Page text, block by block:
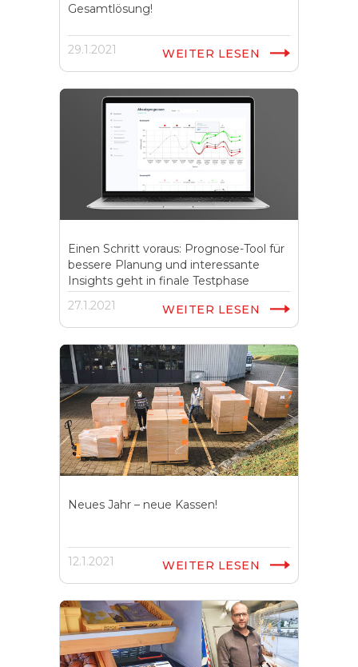
Gesamtlösung!
29.1.2021 WEITER LESEN
Einen Schritt voraus: Prognose-Tool für
bessere Planung und interessante
Insights geht in finale Testphase
27.1.2021
WEITER LESEN
Neues Jahr – neue Kassen!
12.1.2021 WEITER LESEN